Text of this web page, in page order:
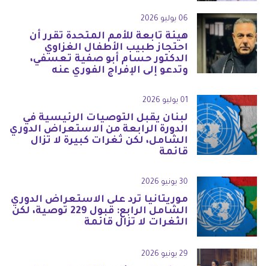
06 يوليو 2026
هيئة تابعة للأمم المتحدة تقرر أن
احتجاز طبيب الأطفال الغزاوي
الدكتور حسام أبو صفية تعسفي،
وتدعو إلى الإفراج الفوري عنه
01 يوليو 2026
لبنان يقبل التوصيات الرئيسية في
الدورة الرابعة من الاستعراض الدوري
الشامل، لكن ثغرات كبيرة لا تزال
قائمة
30 يونيو 2026
موريتانيا ترد على الاستعراض الدوري
الشامل الرابع: قبول 229 توصية، لكن
الثغرات لا تزال قائمة
29 يونيو 2026